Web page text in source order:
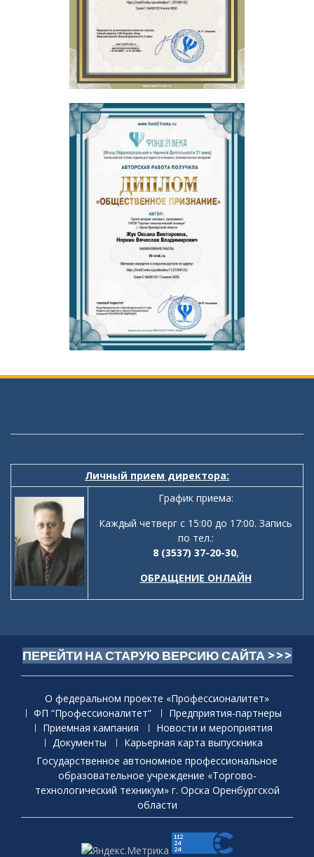
Личный прием директора:
График приема:
Каждый четверг с 15:00 до 17:00. Запись
по тел.:
8 (3537) 37-20-30,
ОБРАЩЕНИЕ ОНЛАЙН
ПЕРЕЙТИ НА СТАРУЮ ВЕРСИЮ САЙТА >>>
О федеральном проекте «Профессионалитет»
ФП “Профессионалитет”
Предприятия-партнеры
Приемная кaмпания
Новости и мероприятия
Документы
Карьерная карта выпускника
Государственное автономное профессиональное
образовательное учреждение «Торгово-
технологический техникум» г. Орска Оренбургской
области